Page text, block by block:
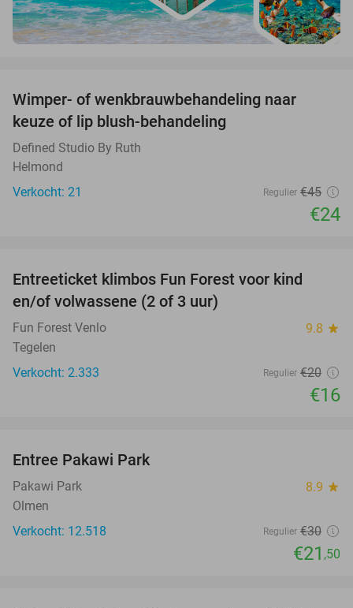
Wimper- of wenkbrauwbehandeling naar
keuze of lip blush-behandeling
Defined Studio By Ruth
Helmond
Verkocht: 21
Regulier €45
€24
Entreeticket klimbos Fun Forest voor kind
en/of volwassene (2 of 3 uur)
Fun Forest Venlo 9.8 star
Tegelen
Verkocht: 2.333
Regulier €20
€16
Entree Pakawi Park
Pakawi Park 8.9 star
Olmen
Verkocht: 12.518
Regulier €30
€21 ,50